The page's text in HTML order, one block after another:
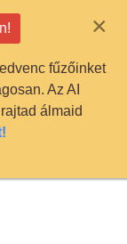
×
fűzőinket
Az AI
álmaid